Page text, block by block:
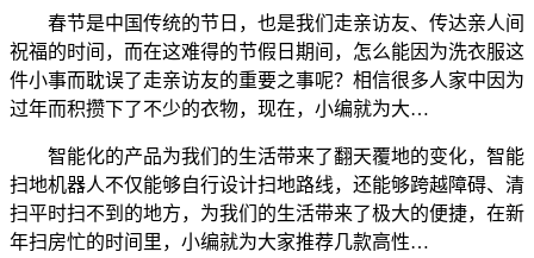
春节是中国传统的节日，也是我们走亲访友、传达亲人间
祝福的时间，而在这难得的节假日期间，怎么能因为洗衣服这
件小事而耽误了走亲访友的重要之事呢？相信很多人家中因为
过年而积攒下了不少的衣物，现在，小编就为大…
智能化的产品为我们的生活带来了翻天覆地的变化，智能
扫地机器人不仅能够自行设计扫地路线，还能够跨越障碍、清
扫平时扫不到的地方，为我们的生活带来了极大的便捷，在新
年扫房忙的时间里，小编就为大家推荐几款高性…